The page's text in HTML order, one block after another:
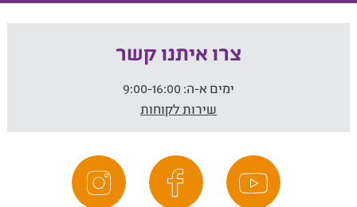
צרו איתנו קשר
ימים א-ה:
שירות לקוחות